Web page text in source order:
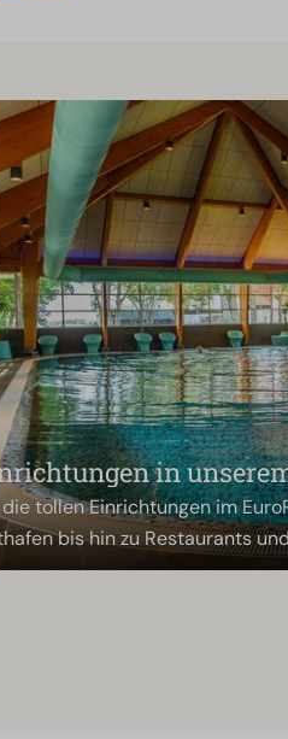
in
tollen Einrichtungen im
bis hin zu Restaurants